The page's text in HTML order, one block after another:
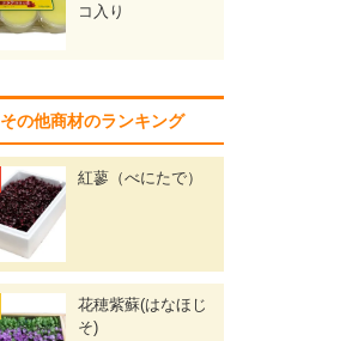
コ入り
その他商材のランキング
紅蓼（べにたで）
花穂紫蘇(はなほじ
そ)